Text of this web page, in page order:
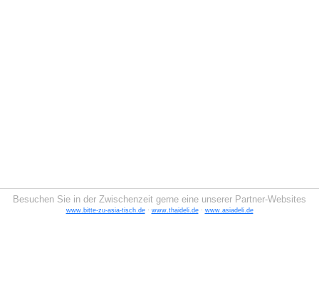
Besuchen Sie in der Zwischenzeit gerne eine unserer Partner-Websites
www.bitte-zu-asia-tisch.de· www.thaideli.de· www.asiadeli.de